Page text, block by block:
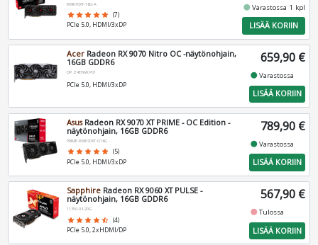
RX9070XT-16G-A
star star star star star (7)
PCIe 5.0, HDMI/3xDP
fiber_manual_recordVarastossa 1 kpl
LISÄÄ KORIIN
Acer Radeon RX 9070 Nitro OC -näytönohjain,
16GB GDDR6
DP.Z4EWW.P01
PCIe 5.0, HDMI/3xDP
659,90 €
fiber_manual_recordVarastossa
LISÄÄ KORIIN
AsusRadeon RX 9070 XT PRIME - OC Edition -
näytönohjain, 16GB GDDR6
PRIME-RX9070XT-O16G
star star star star star (5)
PCIe 5.0, HDMI/3xDP
789,90 €
fiber_manual_recordVarastossa
LISÄÄ KORIIN
Sapphire Radeon RX 9060 XT PULSE -
näytönohjain, 16GB GDDR6
11350-03-20G
star star star star star_half (4)
PCIe 5.0, 2xHDMI/DP
567,90 €
fiber_manual_recordTulossa
LISÄÄ KORIIN